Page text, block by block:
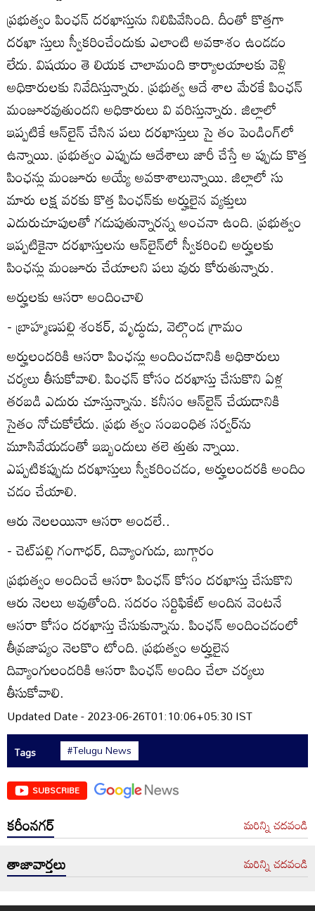
ప్రభుత్వం పింఛన్‌ దరఖాస్తును నిలిపివేసింది. దీంతో కొత్తగా
దరఖా స్తులు స్వీకరించేందుకు ఎలాంటి అవకాశం ఉండడం
లేదు. విషయం తె లియక చాలామంది కార్యాలయాలకు వెళ్లి
అధికారులకు నివేదిస్తున్నారు. ప్రభుత్వ ఆదే శాల మేరకే పింఛన్‌
మంజూరవుతుందని అధికారులు వి వరిస్తున్నారు. జిల్లాలో
ఇప్పటికే ఆన్‌లైన్‌ చేసిన పలు దరఖాస్తులు సై తం పెండింగ్‌లో
ఉన్నాయి. ప్రభుత్వం ఎప్పుడు ఆదేశాలు జారీ చేస్తే అ ప్పుడు కొత్త
పింఛన్లు మంజూరు అయ్యే అవకాశాలున్నాయి. జిల్లాలో సు
మారు లక్ష వరకు కొత్త పింఛన్‌కు అర్హులైన వ్యక్తులు
ఎదురుచూపులతో గడుపుతున్నారన్న అంచనా ఉంది. ప్రభుత్వం
ఇప్పటికైనా దరఖాస్తులను ఆన్‌లైన్‌లో స్వీకరించి అర్హులకు
పింఛన్లు మంజూరు చేయాలని పలు వురు కోరుతున్నారు.
అర్హులకు ఆసరా అందించాలి
- బ్రాహ్మణపల్లి శంకర్‌, వృద్ధుడు, వెల్గొండ గ్రామం
అర్హులందరికి ఆసరా పింఛన్లు అందించడానికి అధికారులు
చర్యలు తీసుకోవాలి. పింఛన్‌ కోసం దరఖాస్తు చేసుకొని ఏళ్ల
తరబడి ఎదురు చూస్తున్నాను. కనీసం ఆన్‌లైన్‌ చేయడానికి
సైతం నోచుకోలేదు. ప్రభు త్వం సంబంధిత సర్వర్‌ను
మూసివేయడంతో ఇబ్బందులు తలె త్తుతు న్నాయి.
ఎప్పటికప్పుడు దరఖాస్తులు స్వీకరించడం, అర్హులందరకి అందిం
చడం చేయాలి.
ఆరు నెలలయినా ఆసరా అందలే..
- చెట్‌పల్లి గంగాధర్‌, దివ్యాంగుడు, బుగ్గారం
ప్రభుత్వం అందించే ఆసరా పింఛన్‌ కోసం దరఖాస్తు చేసుకొని
ఆరు నెలలు అవుతోంది. సదరం సర్టిఫికేట్‌ అందిన వెంటనే
ఆసరా కోసం దరఖాస్తు చేసుకున్నాను. పింఛన్‌ అందించడంలో
తీవ్రజాప్యం నెలకొం టోంది. ప్రభుత్వం అర్హులైన
దివ్యాంగులందరికి ఆసరా పింఛన్‌ అందిం చేలా చర్యలు
తీసుకోవాలి.
Updated Date - 2023-06-26T01:10:06+05:30 IST
Tags #Telugu News
SUBSCRIBE
కరీంనగర్ మరిన్ని చదవండి
తాజావార్తలు మరిన్ని చదవండి